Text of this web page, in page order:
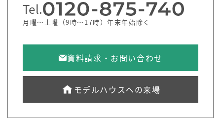
Tel.
月曜～土曜（9時～17時）年末年始除く
資料請求・お問い合わせ
モデルハウスへの来場